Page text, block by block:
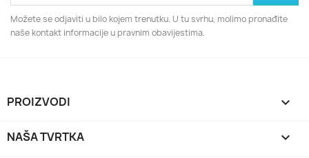
Možete se odjaviti u bilo kojem trenutku. U tu svrhu, molimo pronađite
naše kontakt informacije u pravnim obavijestima.
PROIZVODI 
NAŠA TVRTKA 